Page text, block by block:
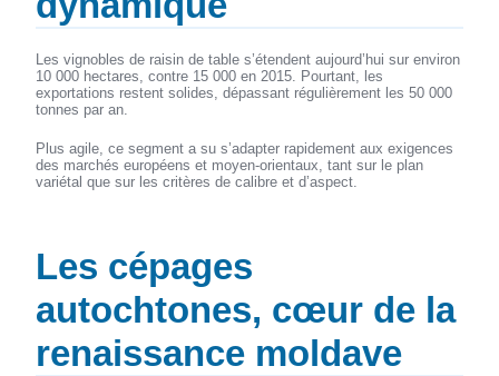
Les vignobles de raisin de table s’étendent aujourd’hui sur environ
10 000 hectares, contre 15 000 en 2015. Pourtant, les
exportations restent solides, dépassant régulièrement les 50 000
tonnes par an.
Plus agile, ce segment a su s’adapter rapidement aux exigences
des marchés européens et moyen-orientaux, tant sur le plan
variétal que sur les critères de calibre et d’aspect.
Les cépages
autochtones, cœur de la
renaissance moldave